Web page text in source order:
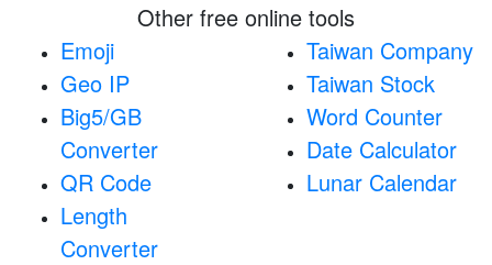
Other free online tools
Emoji
Geo IP
Big5/GB
Converter
QR Code
Length
Converter
Taiwan Company
Taiwan Stock
Word Counter
Date Calculator
Lunar Calendar